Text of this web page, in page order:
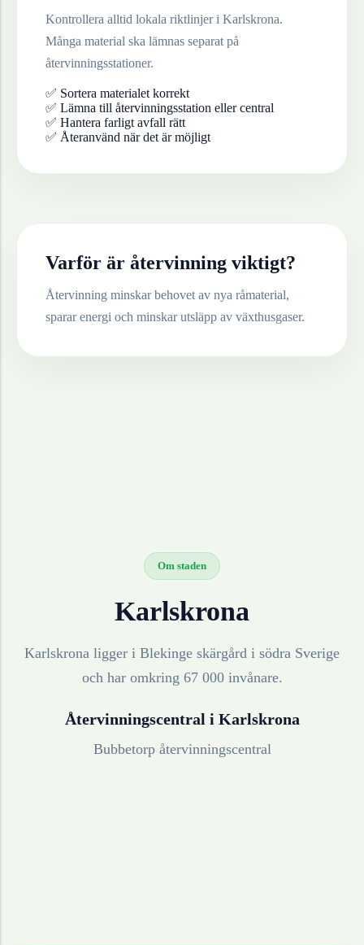
Kontrollera alltid lokala riktlinjer i Karlskrona.
Många material ska lämnas separat på
återvinningsstationer.
✅ Sortera materialet korrekt
✅ Lämna till återvinningsstation eller central
✅ Hantera farligt avfall rätt
✅ Återanvänd när det är möjligt
Varför är återvinning viktigt?
Återvinning minskar behovet av nya råmaterial,
sparar energi och minskar utsläpp av växthusgaser.
Om staden
Karlskrona
Karlskrona ligger i Blekinge skärgård i södra Sverige
och har omkring 67 000 invånare.
Återvinningscentral i Karlskrona
Bubbetorp återvinningscentral